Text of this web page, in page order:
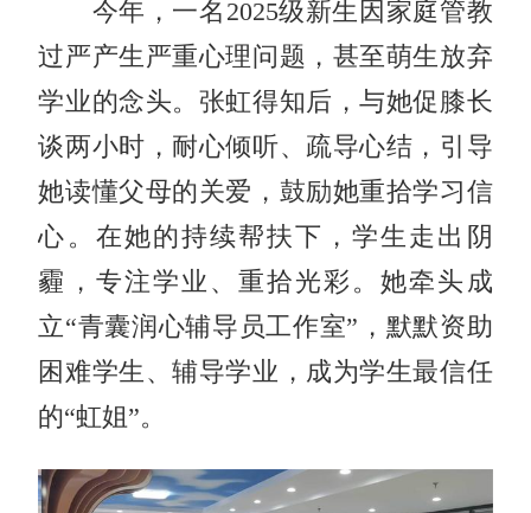
今年，一名2025级新生因家庭管教
过严产生严重心理问题，甚至萌生放弃
学业的念头。张虹得知后，与她促膝长
谈两小时，耐心倾听、疏导心结，引导
她读懂父母的关爱，鼓励她重拾学习信
心。在她的持续帮扶下，学生走出阴
霾，专注学业、重拾光彩。她牵头成
立“青囊润心辅导员工作室”，默默资助
困难学生、辅导学业，成为学生最信任
的“虹姐”。